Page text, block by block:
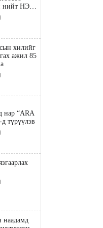
нийт НЭГ
хилийг
ажил 85
нар “ARA
түрүүлэв
наадамд